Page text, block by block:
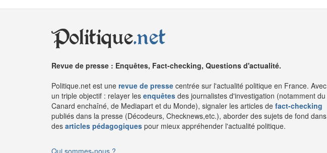
Politique.net
Revue de presse : Enquêtes, Fact-checking, Questions d'actualité.
Politique.net est une revue de presse centrée sur l'actualité politique en France. Avec
un triple objectif : relayer les enquêtes des journalistes d'investigation (notamment du
Canard enchaîné, de Mediapart et du Monde), signaler les articles de fact-checking
publiés dans la presse (Décodeurs, Checknews,etc.), aborder des sujets de fond dans
des articles pédagogiques pour mieux appréhender l'actualité politique.
Qui sommes-nous ?